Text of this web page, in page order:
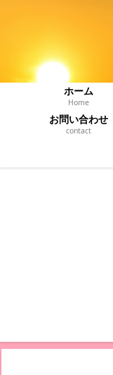
ホーム
Home
お問い合わせ
contact